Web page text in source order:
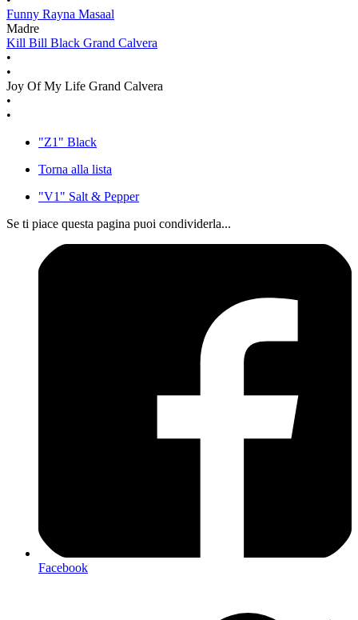
Funny Rayna Masaal
Madre
Kill Bill Black Grand Calvera
•
•
Joy Of My Life Grand Calvera
•
•
"Z1" Black
Torna alla lista
"V1" Salt & Pepper
Se ti piace questa pagina puoi condividerla...
Facebook